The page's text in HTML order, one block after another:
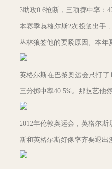
3助攻0.6抢断，三项掷中率：
本赛季英格尔斯2次投篮出手
丛林狼签他的要紧原因。本
英格尔斯在巴黎奥运会只打了
三分掷中率40.5%。那技艺他
2012年伦敦奥运会，英格尔
斯和英格尔斯好像率齐要退出